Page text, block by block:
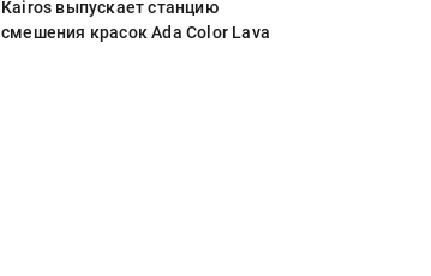
Kairos выпускает станцию
смешения красок Ada Color Lava